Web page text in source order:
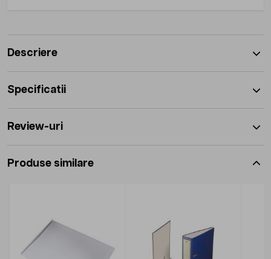
Descriere
Specificatii
Review-uri
Produse similare